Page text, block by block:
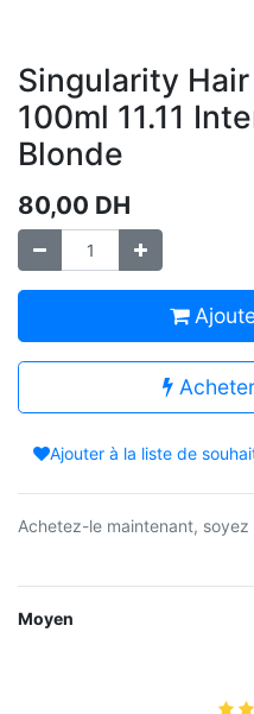
Singularity
100ml 11.11
Blonde
80,00 DH
Ajouter à la liste de
Achetez-le maintenant,
Moyen